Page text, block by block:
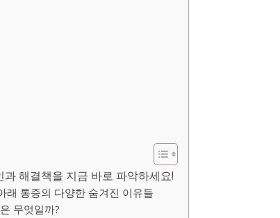
해결책을 지금 바로 파악하세요!
래 통증의 다양한 숨겨진 이유들
무엇일까?